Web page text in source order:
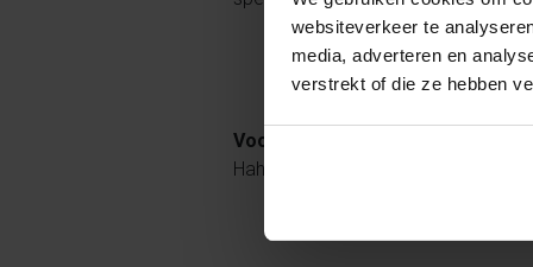
websiteverkeer te
media, adverteren en
verstrekt of die ze hebben
Voor iedere wedstrijd zal het
Haha, die moet ik nog even uit